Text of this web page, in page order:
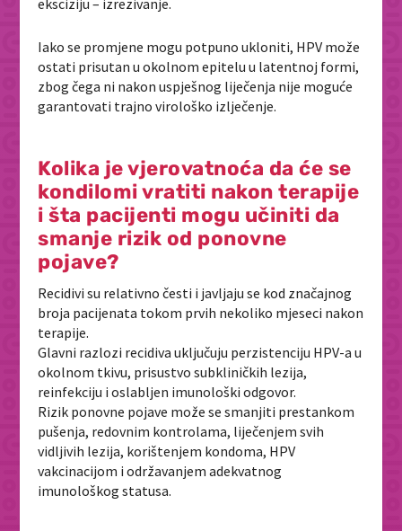
eksciziju – izrezivanje.
Iako se promjene mogu potpuno ukloniti, HPV može
ostati prisutan u okolnom epitelu u latentnoj formi,
zbog čega ni nakon uspješnog liječenja nije moguće
garantovati trajno virološko izlječenje.
Kolika je vjerovatnoća da će se
kondilomi vratiti nakon terapije
i šta pacijenti mogu učiniti da
smanje rizik od ponovne
pojave?
Recidivi su relativno česti i javljaju se kod značajnog
broja pacijenata tokom prvih nekoliko mjeseci nakon
terapije.
Glavni razlozi recidiva uključuju perzistenciju HPV-a u
okolnom tkivu, prisustvo subkliničkih lezija,
reinfekciju i oslabljen imunološki odgovor.
Rizik ponovne pojave može se smanjiti prestankom
pušenja, redovnim kontrolama, liječenjem svih
vidljivih lezija, korištenjem kondoma, HPV
vakcinacijom i održavanjem adekvatnog
imunološkog statusa.